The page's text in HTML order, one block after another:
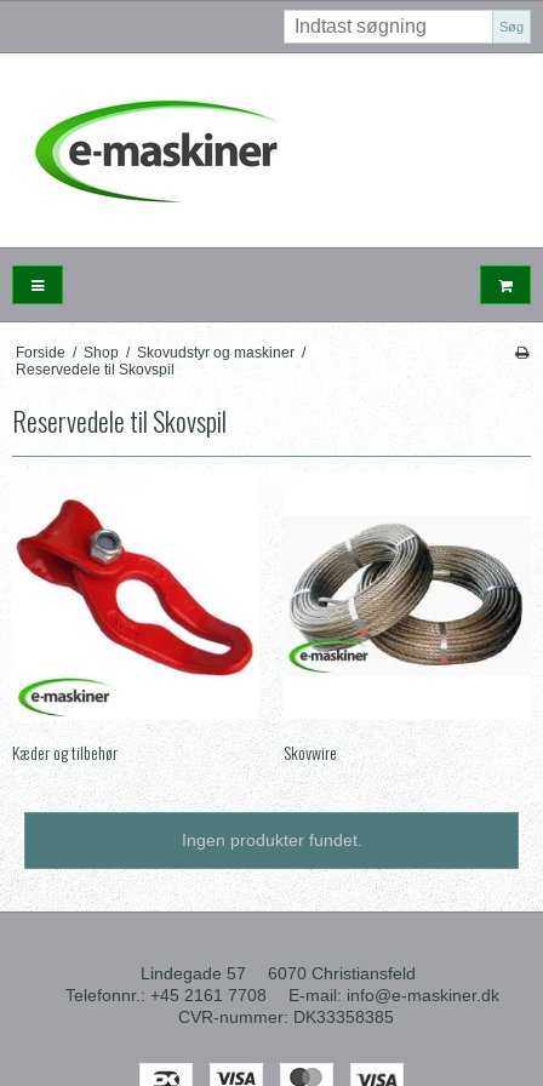
Søg
Forside / Shop / Skovudstyr og maskiner /
Reservedele til Skovspil
Reservedele til Skovspil
Kæder og tilbehør Skovwire
Ingen produkter fundet.
Lindegade 57
6070 Christiansfeld
Telefonnr. : +45 2161 7708 E-mail: info@e-maskiner.dk
CVR-nummer: DK33358385